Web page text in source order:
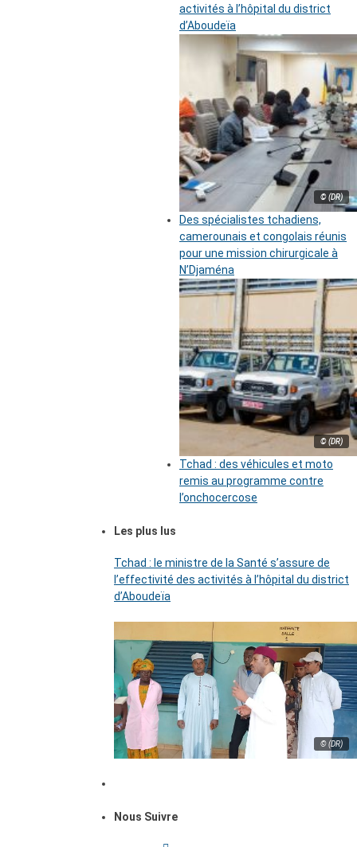
activités à l’hôpital du district
d’Aboudeïa
© (DR)
Des spécialistes tchadiens,
camerounais et congolais réunis
pour une mission chirurgicale à
N’Djaména
© (DR)
Tchad : des véhicules et moto
remis au programme contre
l’onchocercose
Les plus lus
Tchad : le ministre de la Santé s’assure de
l’effectivité des activités à l’hôpital du district
d’Aboudeïa
© (DR)
Nous Suivre